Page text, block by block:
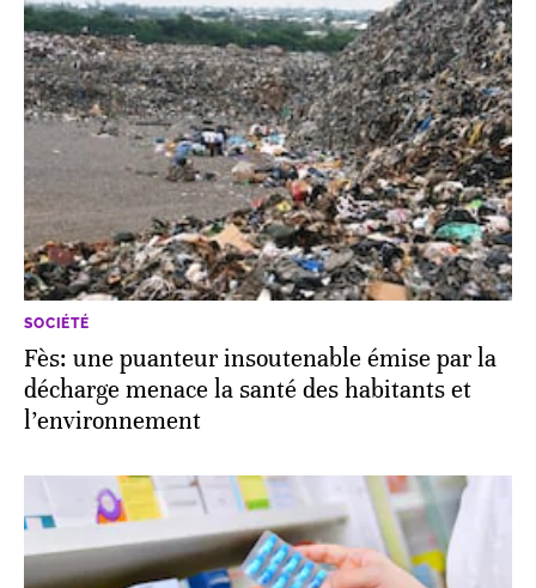
SOCIÉTÉ
Fès: une puanteur insoutenable émise par la
décharge menace la santé des habitants et
l’environnement